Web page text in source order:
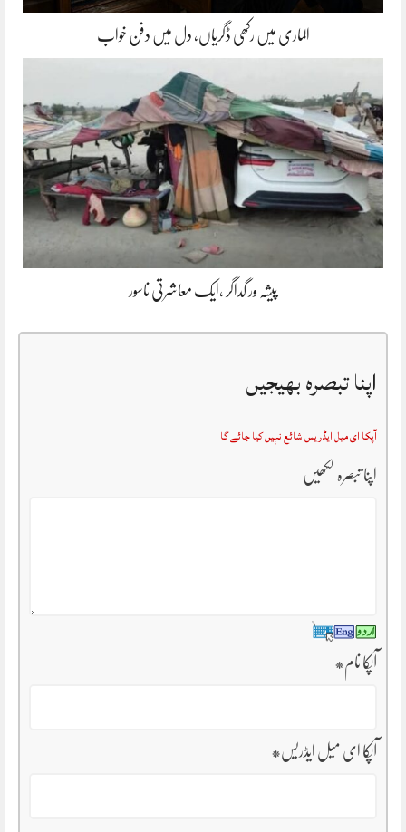
الماری میں رکھی ڈگریاں، دل میں دفن خواب
پیشہ ور گداگر ،ایک معاشرتی ناسور
اپنا تبصرہ بھیجیں
آپکا ای میل ایڈریس شائع نہیں کیا جائے گا
اپنا تبصرہ لکھیں
آپکا نام*
آپکا ای میل ایڈریس*